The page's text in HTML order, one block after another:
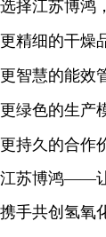
选择江苏博鸿
更精细的干燥
更智慧的能效
更绿色的生产
更持久的合作
江苏博鸿——让
携手共创氢氧